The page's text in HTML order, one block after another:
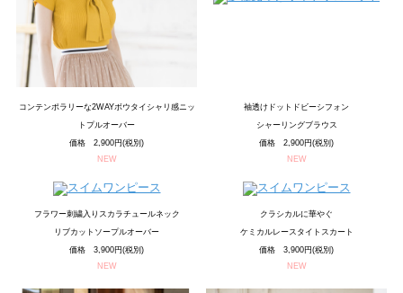
コンテンポラリーな2WAYボウタイシャリ感ニッ
トプルオーバー
価格 2,900円(税別)
NEW
袖透けドットドビーシフォン
シャーリングブラウス
価格 2,900円(税別)
NEW
フラワー刺繍入りスカラチュールネック
リブカットソープルオーバー
価格 3,900円(税別)
NEW
クラシカルに華やぐ
ケミカルレースタイトスカート
価格 3,900円(税別)
NEW